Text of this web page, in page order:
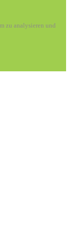
zu analysieren und